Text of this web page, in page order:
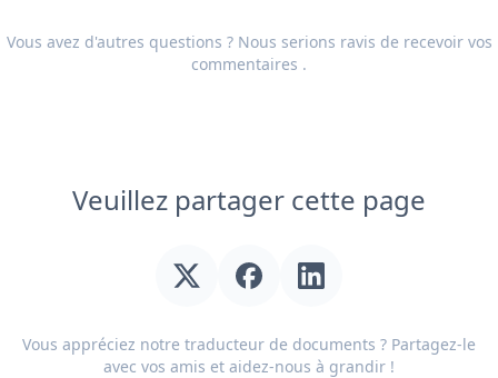
Vous avez d'autres questions ? Nous serions ravis de recevoir vos
commentaires .
Veuillez partager cette page
Vous appréciez notre traducteur de documents ? Partagez-le
avec vos amis et aidez-nous à grandir !